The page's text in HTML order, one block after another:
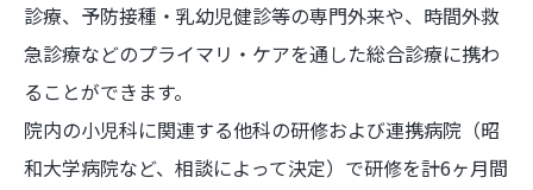
診療、予防接種・乳幼児健診等の専門外来や、時間外救
急診療などのプライマリ・ケアを通した総合診療に携わ
ることができます。
院内の小児科に関連する他科の研修および連携病院（昭
和大学病院など、相談によって決定）で研修を計6ヶ月間